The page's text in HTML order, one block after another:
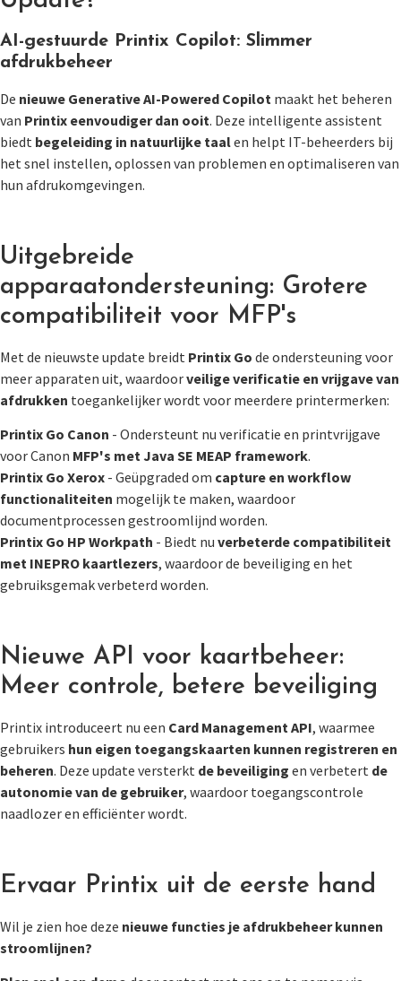
AI-gestuurde Printix Copilot: Slimmer
afdrukbeheer
De nieuwe Generative AI-Powered Copilot maakt het beheren
van Printix eenvoudiger dan ooit. Deze intelligente assistent
biedt begeleiding in natuurlijke taalen helpt IT-beheerders bij
het snel instellen, oplossen van problemen en optimaliseren van
hun afdrukomgevingen.
Uitgebreide
apparaatondersteuning: Grotere
compatibiliteit voor MFP's
Met de nieuwste update breidt Printix Go de ondersteuning voor
meer apparaten uit, waardoorveilige verificatie en vrijgave van
afdrukken toegankelijker wordt voor meerdere printermerken:
Printix Go Canon - Ondersteunt nu verificatie en printvrijgave
voor Canon MFP's met Java SE MEAP framework.
Printix Go Xerox - Geüpgraded om capture en workflow
functionaliteiten mogelijk te maken, waardoor
documentprocessen gestroomlijnd worden.
Printix Go HP Workpath - Biedt nu verbeterde compatibiliteit
met INEPRO kaartlezers, waardoor de beveiliging en het
gebruiksgemak verbeterd worden.
Nieuwe API voor kaartbeheer:
Meer controle, betere beveiliging
Printix introduceert nu een Card Management API, waarmee
gebruikers hun eigen toegangskaarten kunnen registreren en
beheren. Deze update versterkt de beveiliging en verbetert de
autonomie van de gebruiker, waardoor toegangscontrole
naadlozer en efficiënter wordt.
Ervaar Printix uit de eerste hand
Wil je zien hoe deze nieuwe functies je afdrukbeheer kunnen
stroomlijnen?